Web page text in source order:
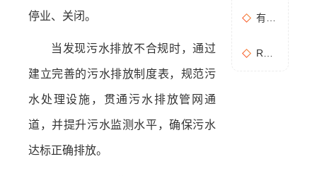
停业、关闭。
当发现污水排放不合规时，通过
建立完善的污水排放制度表，规范污
水处理设施，贯通污水排放管网通
道，并提升污水监测水平，确保污水
达标正确排放。